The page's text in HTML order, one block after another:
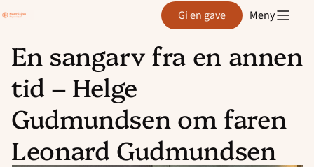
Hopp
til
innhold
Agder Gi en gave Meny
En sangarv fra en annen
tid – Helge
Gudmundsen om faren
Leonard Gudmundsen